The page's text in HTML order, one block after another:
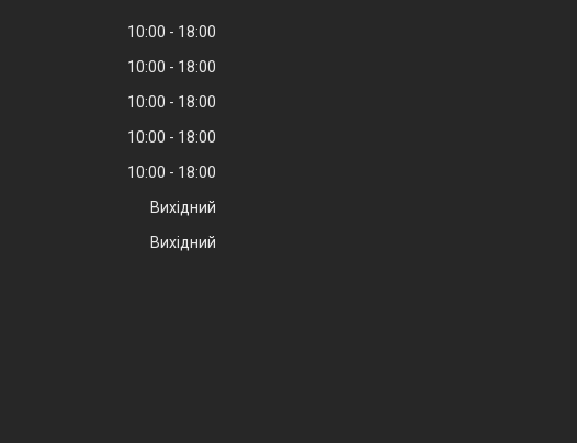
10:00
18:00
10:00
18:00
10:00
18:00
10:00
18:00
10:00
18:00
Вихідний
Вихідний